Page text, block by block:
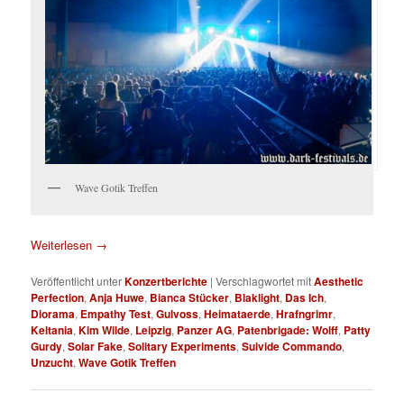
Wave Gotik Treffen
Weiterlesen →
Veröffentlicht unterKonzertberichte |Verschlagwortet mitAesthetic
Perfection,Anja Huwe, Bianca Stücker, Blaklight, Das Ich,
Diorama, Empathy Test,Gulvoss,Heimataerde,Hrafngrimr,
Keltania,Kim Wilde, Leipzig, Panzer AG, Patenbrigade: Wolff, Patty
Gurdy,Solar Fake,Solitary Experiments,Suivide Commando,
Unzucht,Wave Gotik Treffen